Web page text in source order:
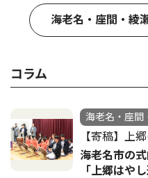
海老名・座間・綾
コラム
海老名・座間
【寄稿】上
海老名市の
「上郷はやし